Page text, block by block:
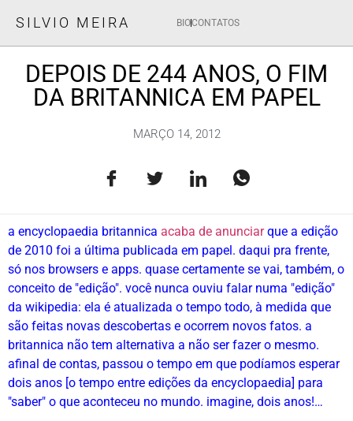
SILVIO MEIRA BIOCONTATOS
DEPOIS DE 244 ANOS, O FIM
DA BRITANNICA EM PAPEL
MARÇO 14, 2012
a encyclopaedia britannica acaba de anunciarque a edição
de 2010 foi a última publicada em papel. daqui pra frente,
só nos browsers e apps. quase certamente se vai, também, o
conceito de "edição". você nunca ouviu falar numa "edição"
da wikipedia: ela é atualizada o tempo todo, à medida que
são feitas novas descobertas e ocorrem novos fatos. a
britannica não tem alternativa a não ser fazer o mesmo.
afinal de contas, passou o tempo em que podíamos esperar
dois anos [o tempo entre edições da encyclopaedia] para
"saber" o que aconteceu no mundo. imagine, dois anos!…